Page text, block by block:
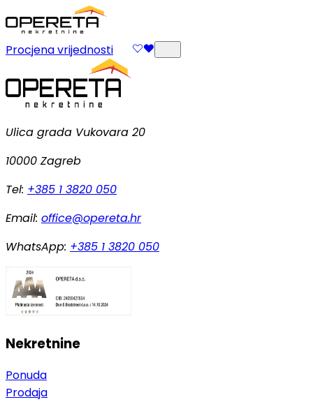
Procjena vrijednosti
Ulica grada Vukovara 20
10000 Zagreb
Tel: +385 1 3820 050
Email: office@opereta.hr
WhatsApp: +385 1 3820 050
Nekretnine
Ponuda
Prodaja